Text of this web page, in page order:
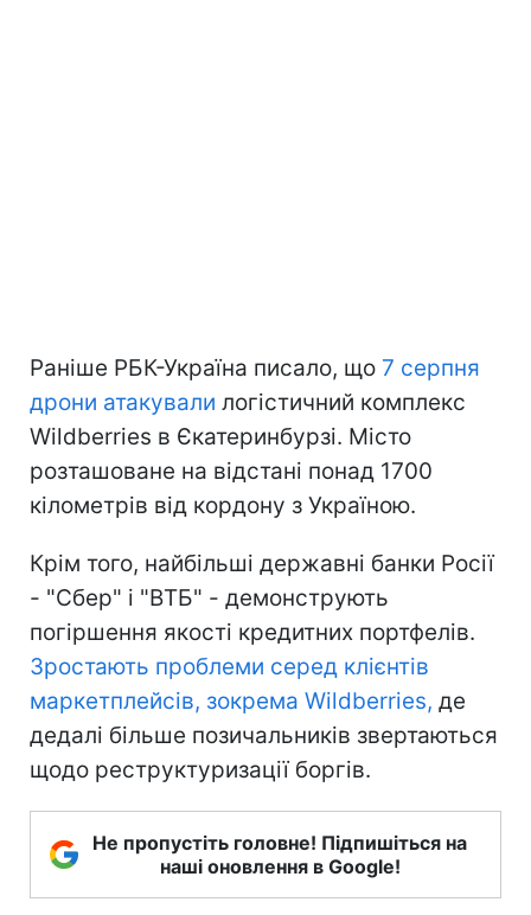
Раніше РБК-Україна писало, що 7 серпня
дрони атакували логістичний комплекс
Wildberries в Єкатеринбурзі. Місто
розташоване на відстані понад 1700
кілометрів від кордону з Україною.
Крім того, найбільші державні банки Росії
- "Сбер" і "ВТБ" - демонструють
погіршення якості кредитних портфелів.
Зростають проблеми серед клієнтів
маркетплейсів, зокрема Wildberries, де
дедалі більше позичальників звертаються
щодо реструктуризації боргів.
Не пропустіть головне! Підпишіться на
наші оновлення в Google!